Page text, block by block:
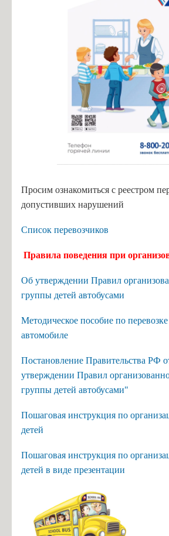
Просим ознакомиться с реестром
допустивших нарушений
Список перевозчиков
Правила поведения при
Об утверждении Правил
группы детей автобусами
Методическое пособие по
автомобиле
Постановление Правительства РФ
утверждении Правил
группы детей автобусами"
Пошаговая инструкция по
детей
Пошаговая инструкция по
детей в виде презентации